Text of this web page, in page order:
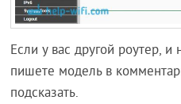
Если у вас другой роутер, и
пишете модель в
подсказать.